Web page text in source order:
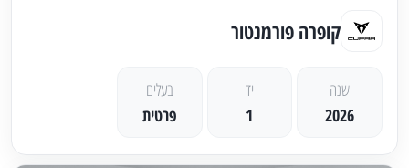
קופרה פורמנטור
שנה
2026
יד
1
בעלים
פרטית